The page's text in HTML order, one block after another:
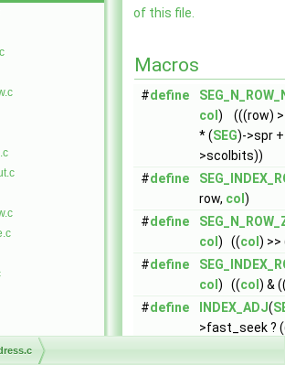
of this file.
Macros
#define
col ) (((row)
* (SEG)->spr
>scolbits))
#define
row, col )
#define
col ) ((col ) >>
#define
col ) ((col ) &
#define INDEX_ADJ(
>fast_seek ?